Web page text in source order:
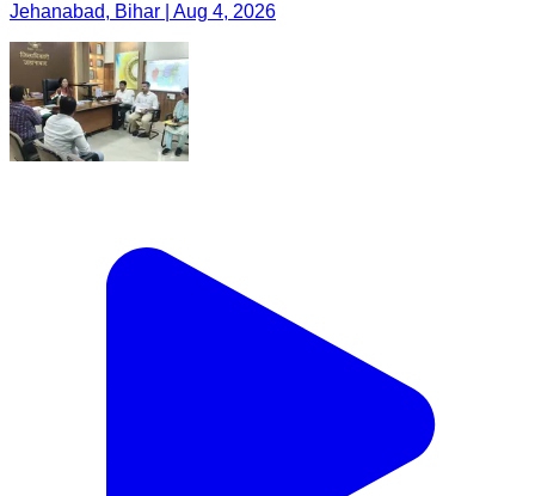
Jehanabad, Bihar | Aug 4, 2026